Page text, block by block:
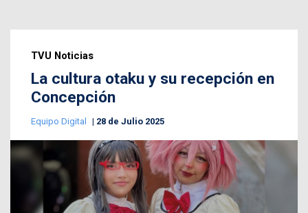
TVU Noticias
La cultura otaku y su recepción en
Concepción
Equipo Digital 28 de Julio 2025